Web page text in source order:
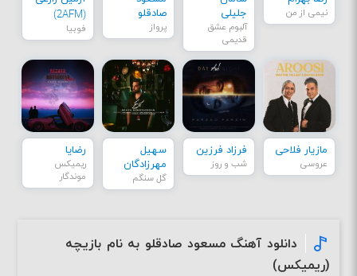
نیمی از من
جلیلی
آلبوم عشق
قدیمی
صادقلو
پرواز
(2AFM)
فوبیا
مازیار فلاحی
عروسی
فرزاد فرزین
شب و روز
سهیل
مهرزادگان
گل سنگم
رضایا
ریمیکس
موندگار
دانلود آهنگ مسعود صادقلو به نام بازیچه
(ریمیکس)